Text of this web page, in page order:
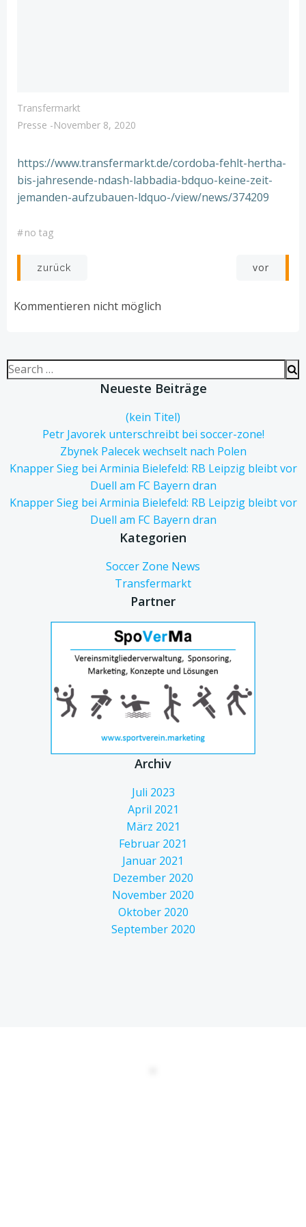
Transfermarkt
Presse -November 8, 2020
https://www.transfermarkt.de/cordoba-fehlt-hertha-
bis-jahresende-ndash-labbadia-bdquo-keine-zeit-
jemanden-aufzubauen-ldquo-/view/news/374209
#no tag
Post
navigation
zurück
navigation
vor
Kommentieren nicht möglich
Search
for:
Neueste Beiträge
(kein Titel)
Petr Javorek unterschreibt bei soccer-zone!
Zbynek Palecek wechselt nach Polen
Knapper Sieg bei Arminia Bielefeld: RB Leipzig bleibt vor
Duell am FC Bayern dran
Knapper Sieg bei Arminia Bielefeld: RB Leipzig bleibt vor
Duell am FC Bayern dran
Kategorien
Soccer Zone News
Transfermarkt
Partner
Archiv
Juli 2023
April 2021
März 2021
Februar 2021
Januar 2021
Dezember 2020
November 2020
Oktober 2020
September 2020